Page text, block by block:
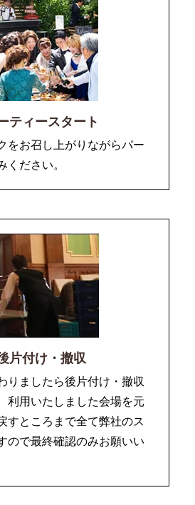
ティースタート
をお召し上がりながらパー
ください。
片付け・撤収
りましたら後片付け・撤収
利用いたしました会場を元
すところまで全て弊社のス
ので最終確認のみお願いい